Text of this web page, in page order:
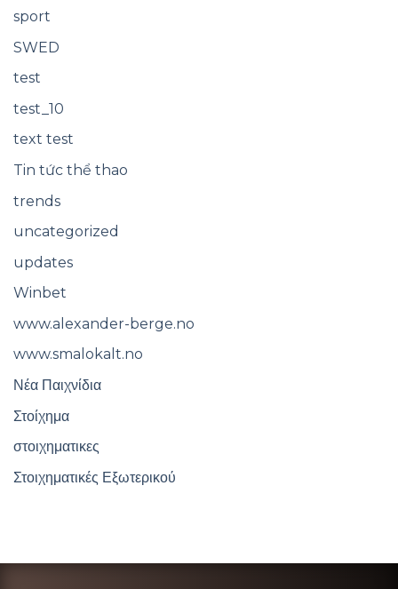
sport
SWED
test
test_10
text test
Tin tức thể thao
trends
uncategorized
updates
Winbet
www.alexander-berge.no
www.smalokalt.no
Νέα Παιχνίδια
Στοίχημα
στοιχηματικες
Στοιχηματικές Εξωτερικού